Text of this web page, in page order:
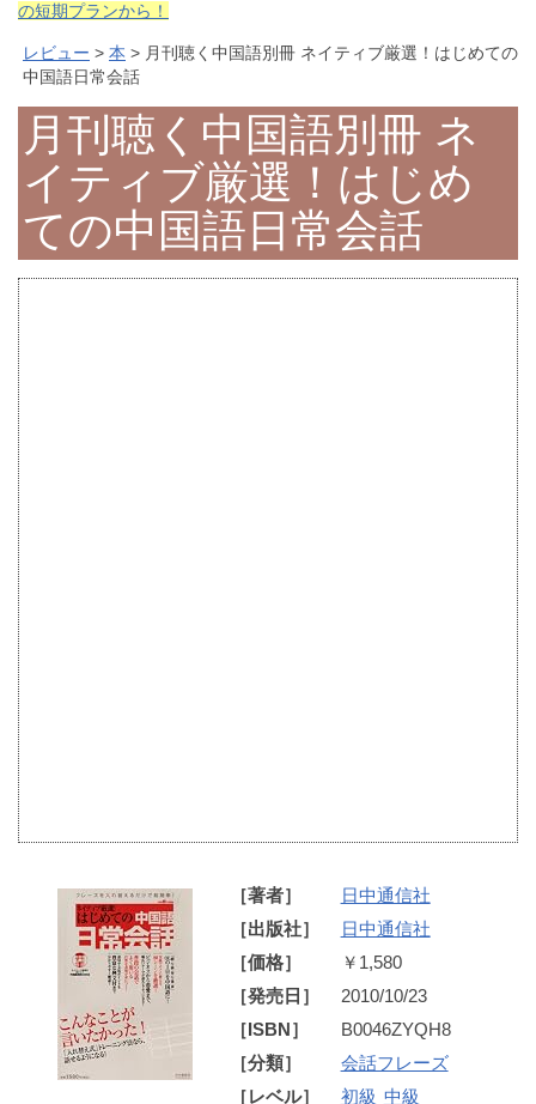
の短期プランから！
レビュー > 本 > 月刊聴く中国語別冊 ネイティブ厳選！はじめての
中国語日常会話
月刊聴く中国語別冊 ネ
イティブ厳選！はじめ
ての中国語日常会話
［著者］
日中通信社
［出版社］
日中通信社
［価格］
￥1,580
［発売日］
2010/10/23
［ISBN］
B0046ZYQH8
［分類］
会話フレーズ
［レベル］
初級 中級